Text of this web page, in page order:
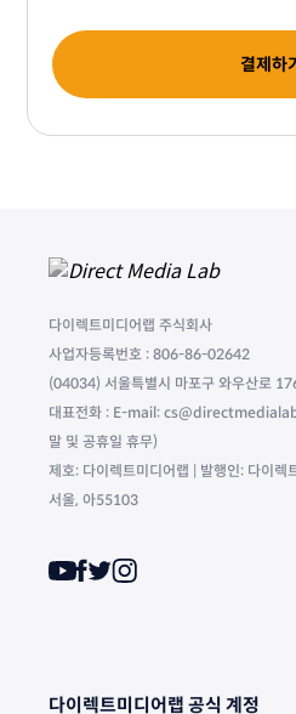
결제하
다이렉트미디어랩 주식회사
사업자등록번호 : 806-86-02642
(04034) 서울특별시 마포구 와우산로
대표전화 : E-mail:
말 및 공휴일 휴무)
제호: 다이렉트미디어랩 | 발행인: 다이렉
서울, 아55103
다이렉트미디어랩 공식 계정